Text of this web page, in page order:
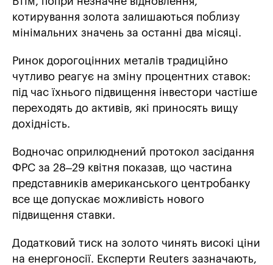
котирування золота залишаються поблизу
мінімальних значень за останні два місяці.
Ринок дорогоцінних металів традиційно
чутливо реагує на зміну процентних ставок:
під час їхнього підвищення інвестори частіше
переходять до активів, які приносять вищу
дохідність.
Водночас оприлюднений протокол засідання
ФРС за 28–29 квітня показав, що частина
представників американського центробанку
все ще допускає можливість нового
підвищення ставки.
Додатковий тиск на золото чинять високі ціни
на енергоносії. Експерти Reuters зазначають,